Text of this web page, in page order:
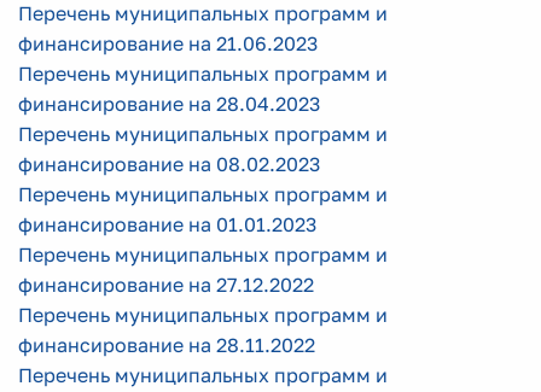
Перечень муниципальных программ и
финансирование на 21.06.2023
Перечень муниципальных программ и
финансирование на 28.04.2023
Перечень муниципальных программ и
финансирование на 08.02.2023
Перечень муниципальных программ и
финансирование на 01.01.2023
Перечень муниципальных программ и
финансирование на 27.12.2022
Перечень муниципальных программ и
финансирование на 28.11.2022
Перечень муниципальных программ и